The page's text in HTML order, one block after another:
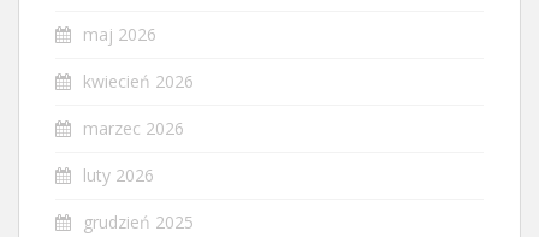
maj 2026
kwiecień 2026
marzec 2026
luty 2026
grudzień 2025